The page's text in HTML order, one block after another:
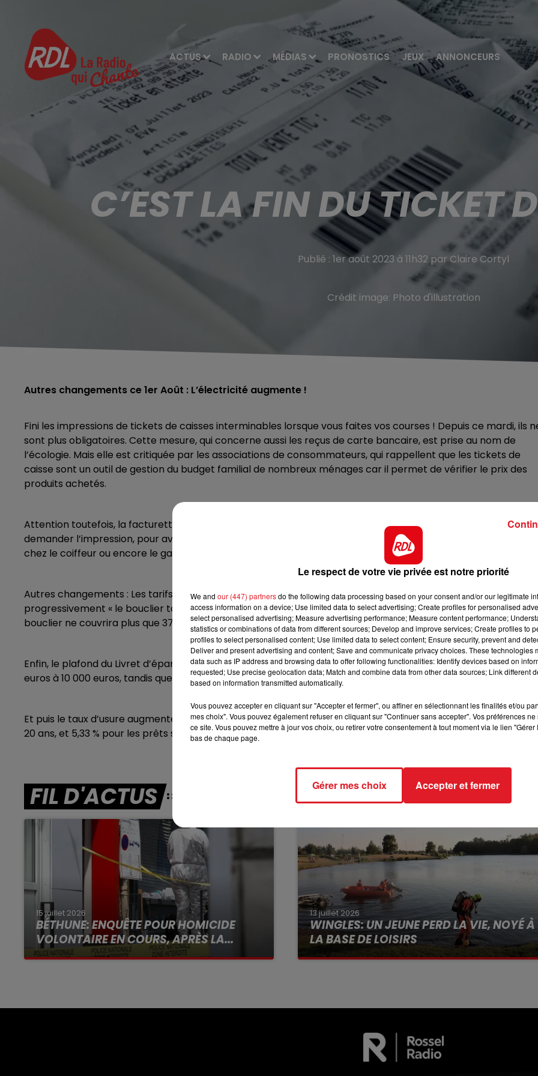
ACTUS RADIO MÉDIAS PRONOSTICS JEUX ANNONCEURS
7h00 - 10h00 12h00 - 13h00
RDL & VOUS
C’EST LA FIN DU TICKET
Publié : 1er août 2023 à 11h32 par Claire Cortyl
Crédit image: Photo d'illustration
Autres changements ce 1er Août : L’électricité augmente !
Fini les impressions de tickets de caisses interminables lorsque vous faites vos courses ! Depuis ce mardi, ils
sont plus obligatoires. Cette mesure, qui concerne aussi les reçus de carte bancaire, est prise au nom de
l’écologie. Mais elle est critiquée par les associations de consommateurs, qui rappellent que les tickets de
caisse sont un outil de gestion du budget familial de nombreux ménages car il permet de vérifier le prix des
produits achetés.
Attention toutefois, la facturette ne va pas disparaître, les clients qui le souhaitent pourront toujours en
demander l’impression, pour avoir une preuve d’achat ou un éventuel échange. Dans les restaurants, hôtels,
chez le coiffeur ou encore le garagiste, son impression reste obligatoire.
Autres changements : Les tarifs réglementés de l’électricité augmentent de 10 %, et a pour but de réduire
progressivement « le bouclier tarifaire » pour desserrer la pression sur les finances publiques. Désormais, le
bouclier ne couvrira plus que 37 % de la facture des consommateurs contre 43 % auparavant.
Enfin, le plafond du Livret d’épargne populaire (LEP), réservé aux ménages les plus modestes, passe de 7 700
euros à 10 000 euros, tandis que son taux d’intérêt descend à 6 %, contre 6,1 % précédemment.
Et puis le taux d’usure augmente également. Il atteindra 5,12 % pour les prêts d’une durée comprise entre 10
20 ans, et 5,33 % pour les prêts sur 20 ans et plus, soit une hausse de 0,24 point sur un an
FIL D'ACTUS
15 juillet 2026
BÉTHUNE: ENQUÊTE POUR HOMICIDE
VOLONTAIRE EN COURS, APRÈS LA...
Selon les premiers éléments, le logement
13 juillet 2026
WINGLES: UN JEUNE PERD LA VIE, NOYÉ À
LA BASE DE LOISIRS
La victime a coulé à pic
Le respect de votre vie privée est notre priorité
We and our (447) partnersdo the following data processing based on your consent and/or our legitimate
access information on a device; Use limited data to select advertising; Create profiles for personalised
select personalised advertising; Measure advertising performance; Measure content performance;
statistics or combinations of data from different sources; Develop and improve services; Create profiles to
profiles to select personalised content; Use limited data to select content; Ensure security, prevent and
Deliver and present advertising and content; Save and communicate privacy choices. These technologies
data such as IP address and browsing data to offer following functionalities: Identify devices based on
requested; Use precise geolocation data; Match and combine data from other data sources; Link different
based on information transmitted automatically.
Vous pouvez accepter en cliquant sur "Accepter et fermer", ou affiner en sélectionnant les finalités et/ou
mes choix". Vous pouvez également refuser en cliquant sur "Continuer sans accepter". Vos préférences
ce site. Vous pouvez mettre à jour vos choix, ou retirer votre consentement à tout moment via le lien
bas de chaque page.
Gérer mes choix Accepter et fermer